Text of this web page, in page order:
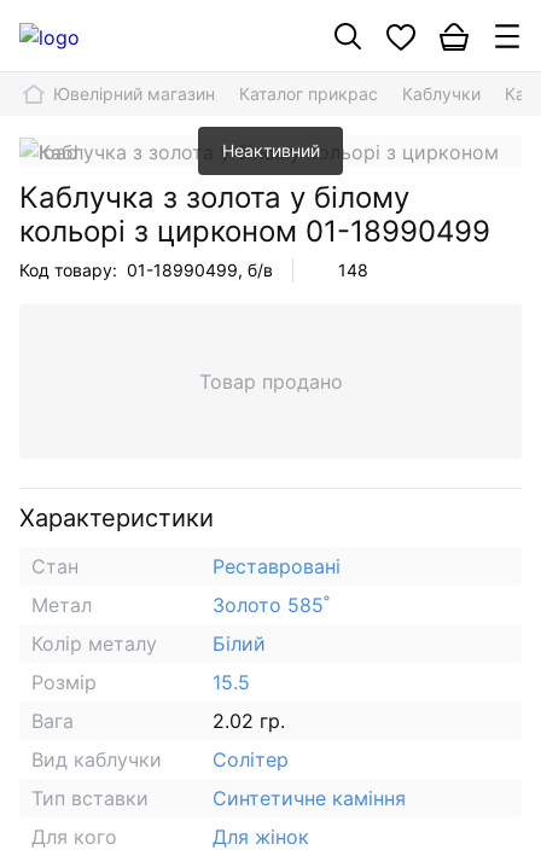
Ювелірний магазин Каталог прикрас Каблучки
Неактивний
Каблучка з золота у білому
кольорі з цирконом 01-18990499
Код товару: 01-18990499, б/в 148
Товар продано
Характеристики
Стан
Реставровані
Метал
Золото 585˚
Колір металу
Білий
Розмір
15.5
Вага
2.02 гр.
Вид каблучки
Солітер
Тип вставки
Синтетичне каміння
Для кого
Для жінок